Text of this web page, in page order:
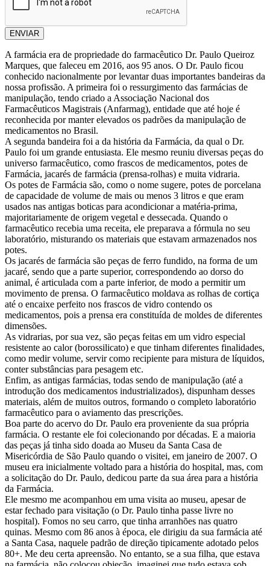
ENVIAR
A farmácia era de propriedade do farmacêutico Dr. Paulo Queiroz
Marques, que faleceu em 2016, aos 95 anos. O Dr. Paulo ficou
conhecido nacionalmente por levantar duas importantes bandeiras da
nossa profissão. A primeira foi o ressurgimento das farmácias de
manipulação, tendo criado a Associação Nacional dos
Farmacêuticos Magistrais (Anfarmag), entidade que até hoje é
reconhecida por manter elevados os padrões da manipulação de
medicamentos no Brasil.
A segunda bandeira foi a da história da Farmácia, da qual o Dr.
Paulo foi um grande entusiasta. Ele mesmo reuniu diversas peças do
universo farmacêutico, como frascos de medicamentos, potes de
Farmácia, jacarés de farmácia (prensa-rolhas) e muita vidraria.
Os potes de Farmácia são, como o nome sugere, potes de porcelana
de capacidade de volume de mais ou menos 3 litros e que eram
usados nas antigas boticas para acondicionar a matéria-prima,
majoritariamente de origem vegetal e dessecada. Quando o
farmacêutico recebia uma receita, ele preparava a fórmula no seu
laboratório, misturando os materiais que estavam armazenados nos
potes.
Os jacarés de farmácia são peças de ferro fundido, na forma de um
jacaré, sendo que a parte superior, correspondendo ao dorso do
animal, é articulada com a parte inferior, de modo a permitir um
movimento de prensa. O farmacêutico moldava as rolhas de cortiça
até o encaixe perfeito nos frascos de vidro contendo os
medicamentos, pois a prensa era constituída de moldes de diferentes
dimensões.
As vidrarias, por sua vez, são peças feitas em um vidro especial
resistente ao calor (borossilicato) e que tinham diferentes finalidades,
como medir volume, servir como recipiente para mistura de líquidos,
conter substâncias para pesagem etc.
Enfim, as antigas farmácias, todas sendo de manipulação (até a
introdução dos medicamentos industrializados), dispunham desses
materiais, além de muitos outros, formando o completo laboratório
farmacêutico para o aviamento das prescrições.
Boa parte do acervo do Dr. Paulo era proveniente da sua própria
farmácia. O restante ele foi colecionando por décadas. E a maioria
das peças já tinha sido doada ao Museu da Santa Casa de
Misericórdia de São Paulo quando o visitei, em janeiro de 2007. O
museu era inicialmente voltado para a história do hospital, mas, com
a solicitação do Dr. Paulo, dedicou parte da sua área para a história
da Farmácia.
Ele mesmo me acompanhou em uma visita ao museu, apesar de
estar fechado para visitação (o Dr. Paulo tinha passe livre no
hospital). Fomos no seu carro, que tinha arranhões nas quatro
quinas. Mesmo com 86 anos à época, ele dirigiu da sua farmácia até
a Santa Casa, naquele padrão de direção tipicamente adotado pelos
80+. Me deu certa apreensão. No entanto, se a sua filha, que estava